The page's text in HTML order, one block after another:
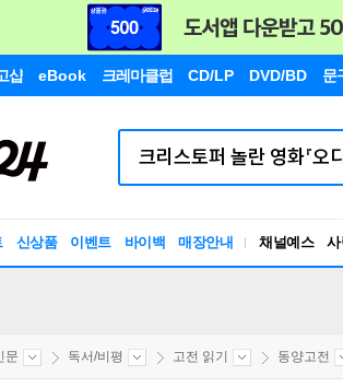
샵 eBook 크레마클럽 CD/LP DVD/BD 문
신상품 이벤트 바이백 매장안내 채널예스 사
문 독서/비평 고전 읽기 동양고전